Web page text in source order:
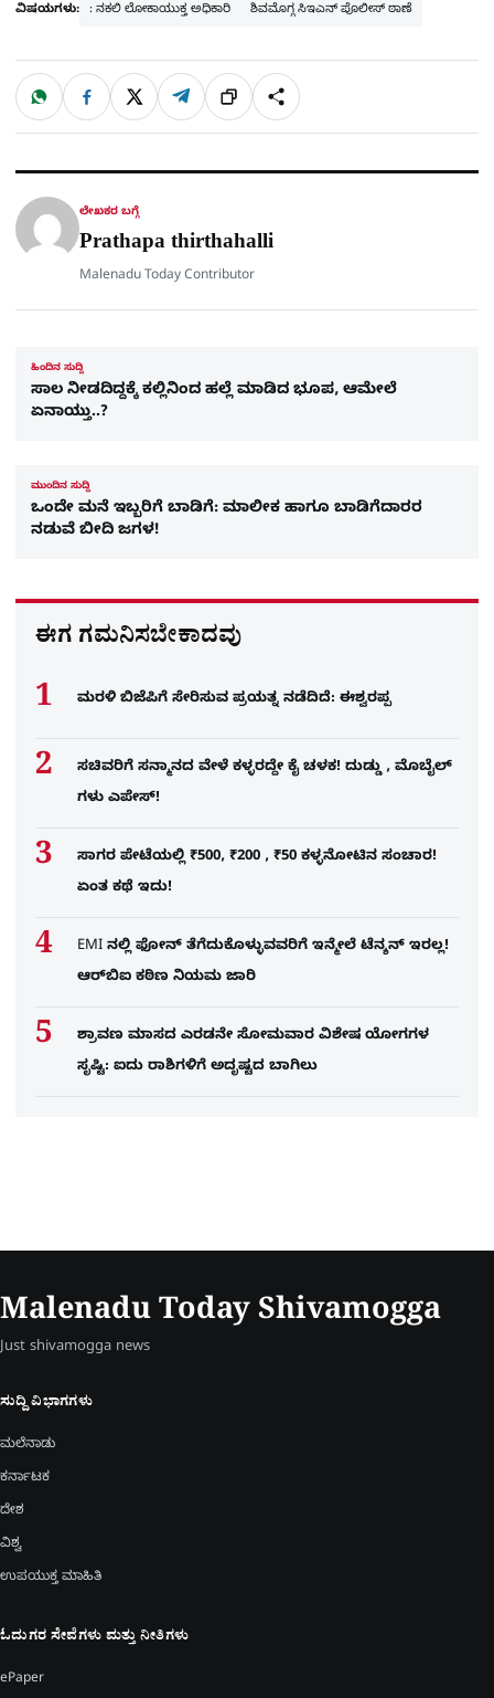
ವಿಷಯಗಳು: : ನಕಲಿ ಲೋಕಾಯುಕ್ತ ಅಧಿಕಾರಿ ಶಿವಮೊಗ್ಗ ಸಿಇಎನ್ ಪೊಲೀಸ್ ಠಾಣೆ
ಹಂಚಿಕೊಳ್ಳಿ
W
a
t
p
F
c
e
k
X T
l
e
m
ಲಿಂ
ಕ್
S
h
a
ಲೇಖಕರ ಬಗ್ಗೆ
Prathapa thirthahalli
Malenadu Today Contributor
ಹಿಂದಿನ ಸುದ್ದಿ
ಸಾಲ ನೀಡದಿದ್ದಕ್ಕೆ ಕಲ್ಲಿನಿಂದ ಹಲ್ಲೆ ಮಾಡಿದ ಭೂಪ, ಆಮೇಲೆ
ಏನಾಯ್ತು..?
ಮುಂದಿನ ಸುದ್ದಿ
ಒಂದೇ ಮನೆ ಇಬ್ಬರಿಗೆ ಬಾಡಿಗೆ: ಮಾಲೀಕ ಹಾಗೂ ಬಾಡಿಗೆದಾರರ
ನಡುವೆ ಬೀದಿ ಜಗಳ!
ಈಗ ಗಮನಿಸಬೇಕಾದವು
ಮರಳಿ ಬಿಜೆಪಿಗೆ ಸೇರಿಸುವ ಪ್ರಯತ್ನ ನಡೆದಿದೆ: ಈಶ್ವರಪ್ಪ
ಸಚಿವರಿಗೆ ಸನ್ಮಾನದ ವೇಳೆ ಕಳ್ಳರದ್ದೇ ಕೈ ಚಳಕ! ದುಡ್ಡು , ಮೊಬೈಲ್​
ಗಳು ಎಪೇಸ್!
ಸಾಗರ ಪೇಟೆಯಲ್ಲಿ ₹500, ₹200 , ₹50 ಕಳ್ಳನೋಟಿನ ಸಂಚಾರ!
ಏಂತ ಕಥೆ ಇದು!
EMI ನಲ್ಲಿ ಫೋನ್​ ತೆಗೆದುಕೊಳ್ಳುವವರಿಗೆ ಇನ್ಮೇಲೆ ಟೆನ್ಶನ್​ ಇರಲ್ಲ!
ಆರ್‌ಬಿಐ ಕಠಿಣ ನಿಯಮ ಜಾರಿ
ಶ್ರಾವಣ ಮಾಸದ ಎರಡನೇ ಸೋಮವಾರ ವಿಶೇಷ ಯೋಗಗಳ
ಸೃಷ್ಟಿ: ಐದು ರಾಶಿಗಳಿಗೆ ಅದೃಷ್ಟದ ಬಾಗಿಲು
Malenadu Today Shivamogga
Just shivamogga news
ಸುದ್ದಿ ವಿಭಾಗಗಳು
ಮಲೆನಾಡು
ಕರ್ನಾಟಕ
ದೇಶ
ವಿಶ್ವ
ಉಪಯುಕ್ತ ಮಾಹಿತಿ
ಓದುಗರ ಸೇವೆಗಳು ಮತ್ತು ನೀತಿಗಳು
ePaper